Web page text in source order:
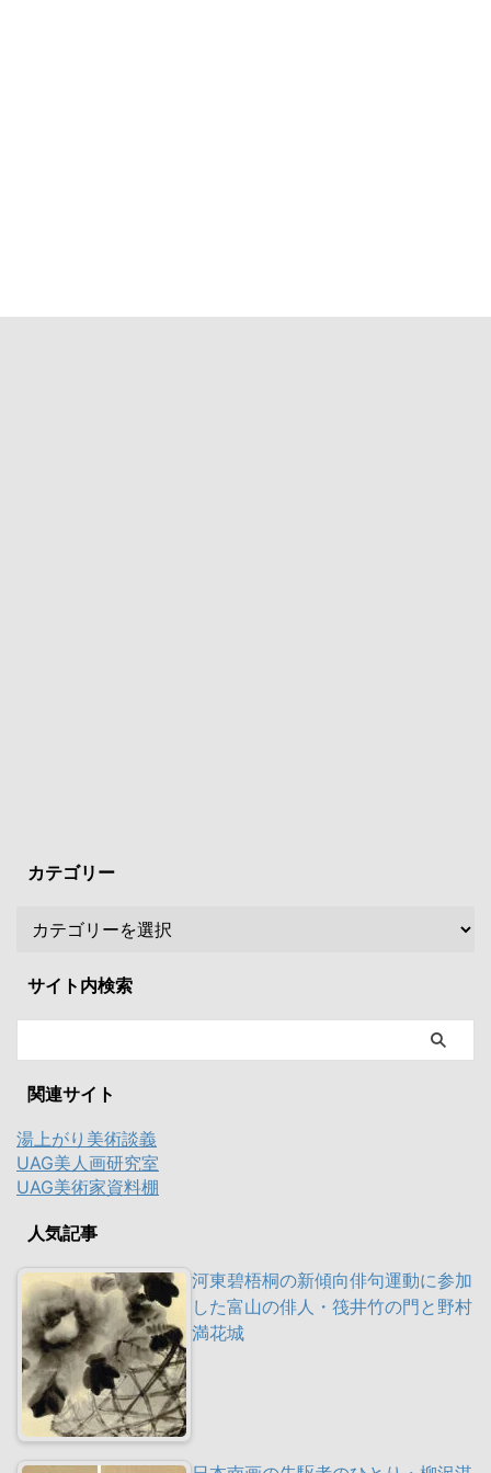
カテゴリー
サイト内検索
関連サイト
湯上がり美術談義
UAG美人画研究室
UAG美術家資料棚
人気記事
河東碧梧桐の新傾向俳句運動に参加
した富山の俳人・筏井竹の門と野村
満花城